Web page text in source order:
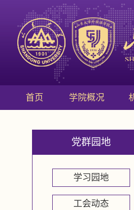
首页 学院概况
党群园地
学习园地
工会动态